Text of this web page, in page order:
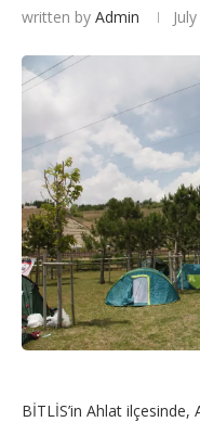
written by Admin
BİTLİS’in Ahlat ilçesinde,